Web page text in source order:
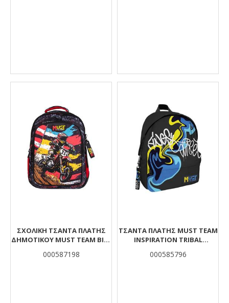
ΣΧΟΛΙΚΉ ΤΣΆΝΤΑ ΠΛΆΤΗΣ
ΔΗΜΟΤΙΚΟΎ MUST TEAM BIKE
000587198
ΤΣΆΝΤΑ ΠΛΆΤΗΣ MUST TEAM
INSPIRATION TRIBAL
ΘΉΚΗ
000585796